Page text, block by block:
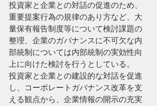
投資家と企業との対話の促進のため、
重要提案行為の規律のあり方など、大
量保有報告制度等について検討課題の
整理、企業のガバナンスに不可欠な内
部統制については内部統制の実効性向
上に向けた検討を行うとしている。
投資家と企業との建設的な対話を促進
し、コーポレートガバナンス改革を⽀
える観点から、企業情報の開示の充実